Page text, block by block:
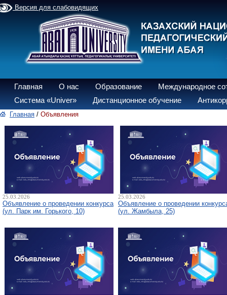
Версия для слабовидящих
Главная О нас Образование
Международное
Система «Univer»
Дистанционное обучение
Главная / Объявления
25.03.2026
Объявление о проведении конкурса
(ул. Парк им. Горького, 10)
25.03.2026
Объявление о проведении
(ул. Жамбыла, 25)